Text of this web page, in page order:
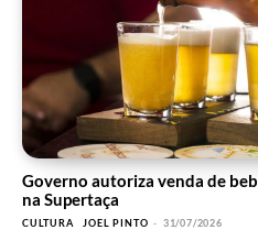
Governo autoriza venda de
na Supertaça
CULTURA JOEL PINTO - 31/07/2026